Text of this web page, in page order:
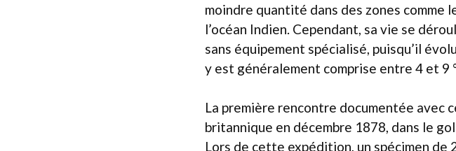
moindre quantité dans des zones comme
l’océan Indien. Cependant, sa vie se
sans équipement spécialisé, puisqu’il
y est généralement comprise entre 4 et 9
La première rencontre documentée avec
britannique en décembre 1878, dans le
Lors de cette expédition, un spécimen de